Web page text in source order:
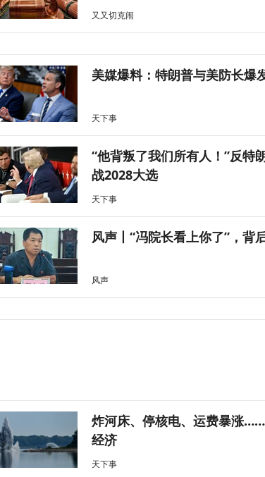
又又切克闹
美媒爆料：特朗普与美防长爆
天下事
“他背叛了我们所有人！”反特
战2028大选
天下事
风声丨“冯院长看上你了”，背
风声
炸河床、停核电、运费暴涨
经济
天下事